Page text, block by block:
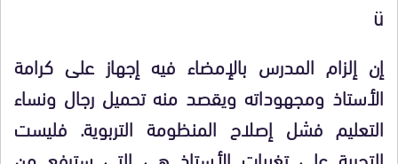
ü
إن إلزام المدرس بالإمضاء فيه إجهاز على كرامة
الأستاذ ومجهوداته ويقصد منه تحميل رجال ونساء
التعليم فشل إصلاح المنظومة التربوية. فليست